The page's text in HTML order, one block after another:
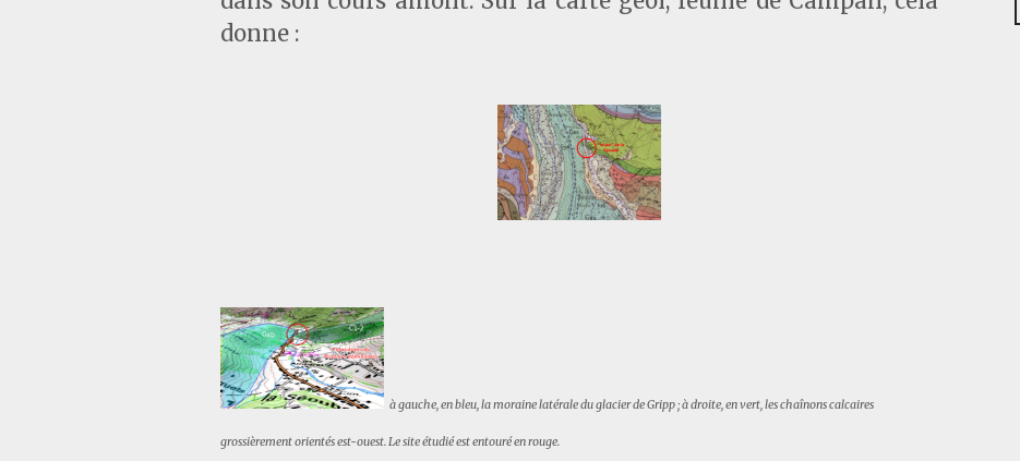
donne :
à gauche, en bleu, la moraine latérale du glacier de Gripp ; à droite, en vert, les chaînons calcaires
grossièrement orientés est-ouest. Le site étudié est entouré en rouge.